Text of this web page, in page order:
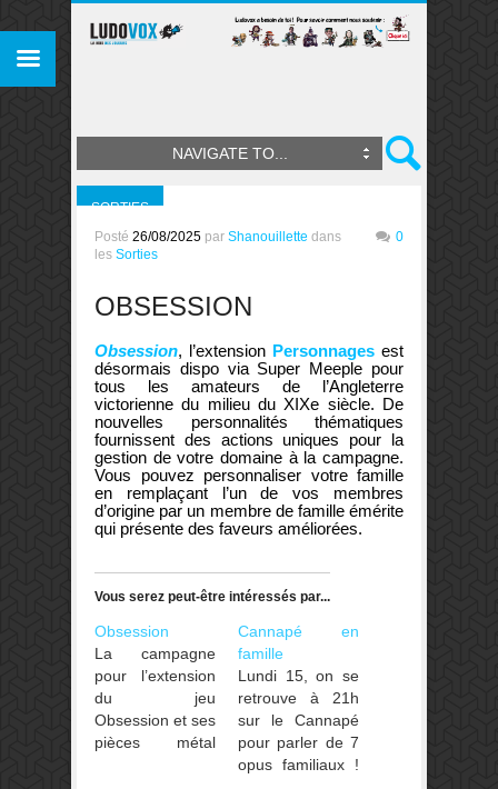
NAVIGATE TO...
SORTIES
Posté 26/08/2025 par Shanouillette dans
les Sorties
0
OBSESSION
Obsession, l’extension Personnages est
désormais dispo via Super Meeple pour
tous les amateurs de l’Angleterre
victorienne du milieu du XIXe siècle. De
nouvelles personnalités thématiques
fournissent des actions uniques pour la
gestion de votre domaine à la campagne.
Vous pouvez personnaliser votre famille
en remplaçant l’un de vos membres
d’origine par un membre de famille émérite
qui présente des faveurs améliorées.
Vous serez peut-être intéressés par...
Obsession
La campagne
pour l’extension
du jeu
Obsession et ses
pièces métal
Cannapé en
famille
Lundi 15, on se
retrouve à 21h
sur le Cannapé
pour parler de 7
opus familiaux !